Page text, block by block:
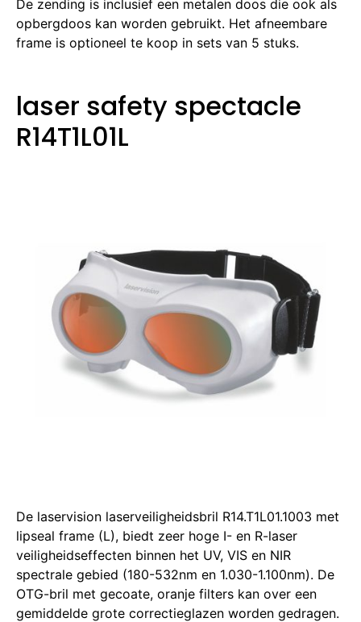
De zending is inclusief een metalen doos die ook als
opbergdoos kan worden gebruikt. Het afneembare
frame is optioneel te koop in sets van 5 stuks.
laser safety spectacle
R14T1L01L
De laservision laserveiligheidsbril R14.T1L01.1003 met
lipseal frame (L), biedt zeer hoge I- en R-laser
veiligheidseffecten binnen het UV, VIS en NIR
spectrale gebied (180-532nm en 1.030-1.100nm). De
OTG-bril met gecoate, oranje filters kan over een
gemiddelde grote correctieglazen worden gedragen.